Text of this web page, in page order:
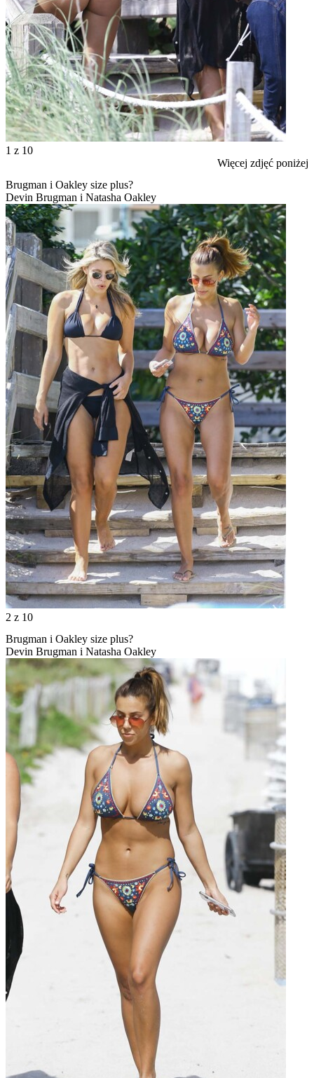
1 z 10
Więcej zdjęć poniżej
Brugman i Oakley size plus?
Devin Brugman i Natasha Oakley
2 z 10
Brugman i Oakley size plus?
Devin Brugman i Natasha Oakley